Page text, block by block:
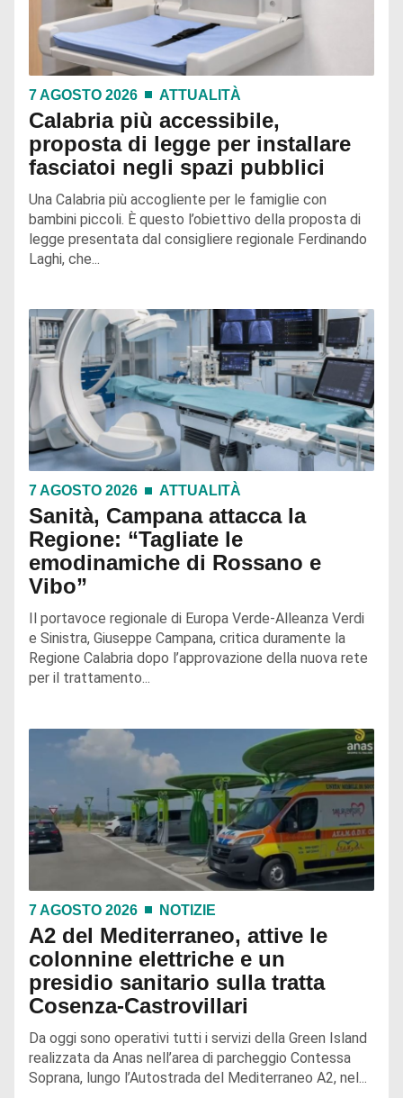
7 AGOSTO 2026 ATTUALITÀ
Calabria più accessibile,
proposta di legge per installare
fasciatoi negli spazi pubblici
Una Calabria più accogliente per le famiglie con
bambini piccoli. È questo l’obiettivo della proposta di
legge presentata dal consigliere regionale Ferdinando
Laghi, che...
7 AGOSTO 2026 ATTUALITÀ
Sanità, Campana attacca la
Regione: “Tagliate le
emodinamiche di Rossano e
Vibo”
Il portavoce regionale di Europa Verde-Alleanza Verdi
e Sinistra, Giuseppe Campana, critica duramente la
Regione Calabria dopo l’approvazione della nuova rete
per il trattamento...
7 AGOSTO 2026 NOTIZIE
A2 del Mediterraneo, attive le
colonnine elettriche e un
presidio sanitario sulla tratta
Cosenza-Castrovillari
Da oggi sono operativi tutti i servizi della Green Island
realizzata da Anas nell’area di parcheggio Contessa
Soprana, lungo l’Autostrada del Mediterraneo A2, nel...